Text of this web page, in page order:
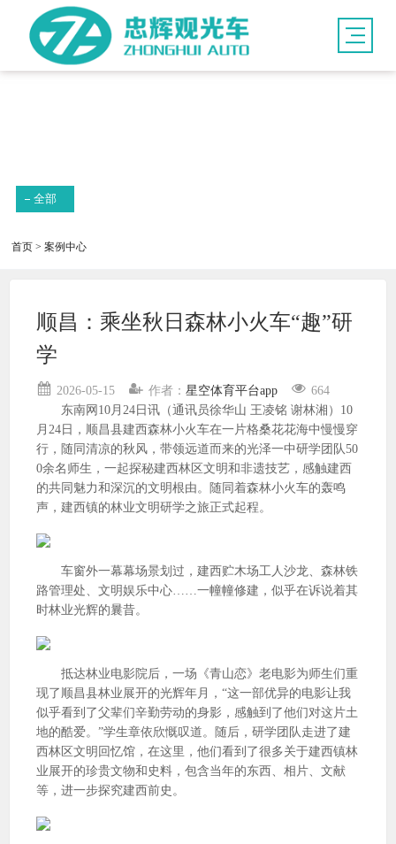
全部
首页 >案例中心
顺昌：乘坐秋日森林小火车“趣”研
学
2026-05-15 作者： 星空体育平台app
664
东南网10月24日讯（通讯员徐华山 王凌铭 谢林湘）10
月24日，顺昌县建西森林小火车在一片格桑花花海中慢慢穿
行，随同清凉的秋风，带领远道而来的光泽一中研学团队50
0余名师生，一起探秘建西林区文明和非遗技艺，感触建西
的共同魅力和深沉的文明根由。随同着森林小火车的轰鸣
声，建西镇的林业文明研学之旅正式起程。
车窗外一幕幕场景划过，建西贮木场工人沙龙、森林铁
路管理处、文明娱乐中心……一幢幢修建，似乎在诉说着其
时林业光辉的曩昔。
抵达林业电影院后，一场《青山恋》老电影为师生们重
现了顺昌县林业展开的光辉年月，“这一部优异的电影让我
似乎看到了父辈们辛勤劳动的身影，感触到了他们对这片土
地的酷爱。”学生章依欣慨叹道。随后，研学团队走进了建
西林区文明回忆馆，在这里，他们看到了很多关于建西镇林
业展开的珍贵文物和史料，包含当年的东西、相片、文献
等，进一步探究建西前史。